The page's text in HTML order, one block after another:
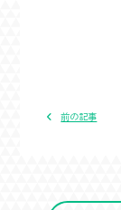
前の記事